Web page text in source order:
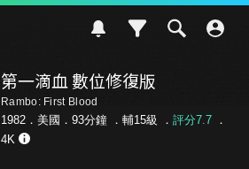
第一滴血 數位修復版
Rambo: First Blood
1982．美國．93分鐘 ． 輔15級 ． 評分7.7．
4K